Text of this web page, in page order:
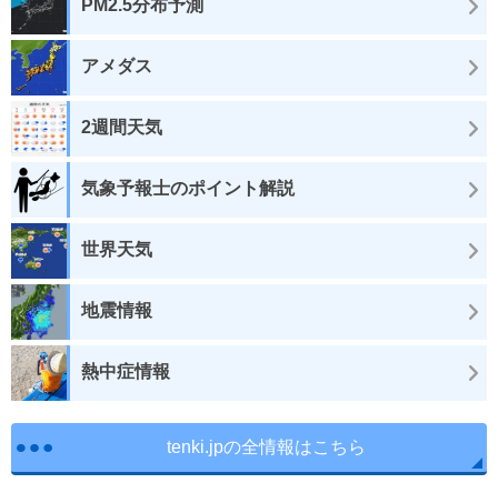
PM2.5分布予測
アメダス
2週間天気
気象予報士のポイント解説
世界天気
地震情報
熱中症情報
tenki.jpの全情報はこちら